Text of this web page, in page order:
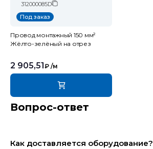
312000085D
Под заказ
Провод монтажный 150 мм²
Жёлто-зелёный на отрез
2 905,51 ₽ /м
Вопрос-ответ
Как доставляется оборудование?